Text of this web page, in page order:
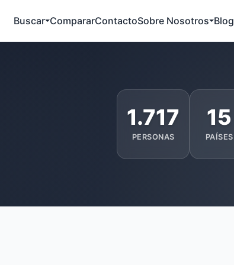
Buscar CompararContactoSobre Nosotros Blog
1.717
PERSONAS
15
PAÍSES